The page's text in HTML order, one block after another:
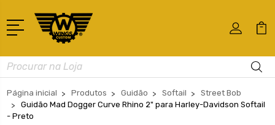
Busca
Página inicial Produtos Guidão Softail
Street Bob
Guidão Mad Dogger Curve Rhino 2" para Harley-Davidson Softail
- Preto